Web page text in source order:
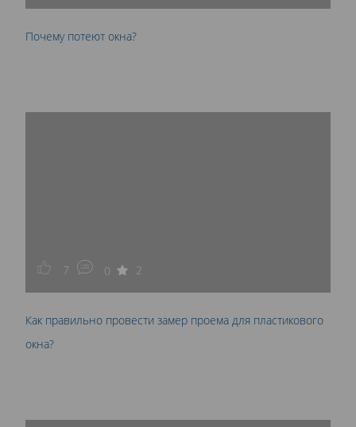
Почему потеют окна?
7 0 2
Как правильно провести замер проема для пластикового
окна?